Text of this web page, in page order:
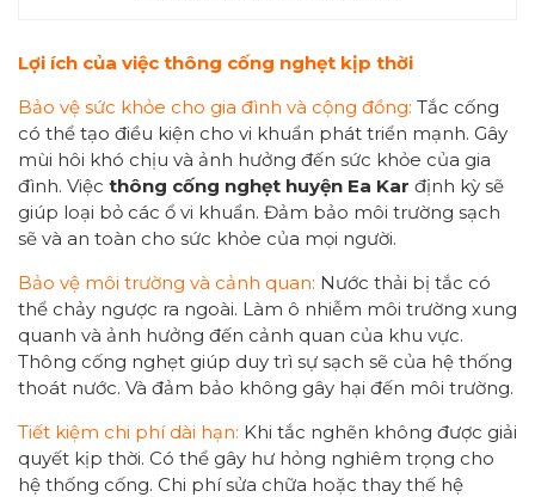
Lợi ích của việc thông cống nghẹt kịp thời
Bảo vệ sức khỏe cho gia đình và cộng đồng: Tắc cống
có thể tạo điều kiện cho vi khuẩn phát triển mạnh. Gây
mùi hôi khó chịu và ảnh hưởng đến sức khỏe của gia
đình. Việc thông cống nghẹt huyện Ea Kar định kỳ sẽ
giúp loại bỏ các ổ vi khuẩn. Đảm bảo môi trường sạch
sẽ và an toàn cho sức khỏe của mọi người.
Bảo vệ môi trường và cảnh quan: Nước thải bị tắc có
thể chảy ngược ra ngoài. Làm ô nhiễm môi trường xung
quanh và ảnh hưởng đến cảnh quan của khu vực.
Thông cống nghẹt giúp duy trì sự sạch sẽ của hệ thống
thoát nước. Và đảm bảo không gây hại đến môi trường.
Tiết kiệm chi phí dài hạn: Khi tắc nghẽn không được giải
quyết kịp thời. Có thể gây hư hỏng nghiêm trọng cho
hệ thống cống. Chi phí sửa chữa hoặc thay thế hệ